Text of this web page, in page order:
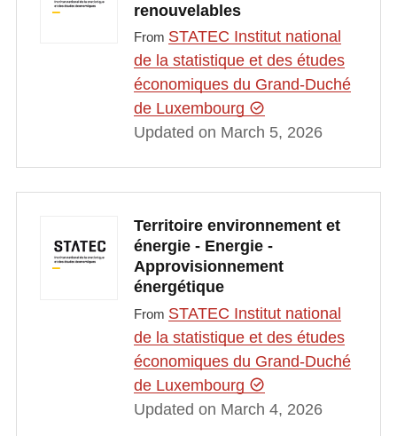
renouvelables
From STATEC Institut national
de la statistique et des études
économiques du Grand-Duché
de Luxembourg
Updated on March 5, 2026
Territoire environnement et
énergie - Energie -
Approvisionnement
énergétique
From STATEC Institut national
de la statistique et des études
économiques du Grand-Duché
de Luxembourg
Updated on March 4, 2026